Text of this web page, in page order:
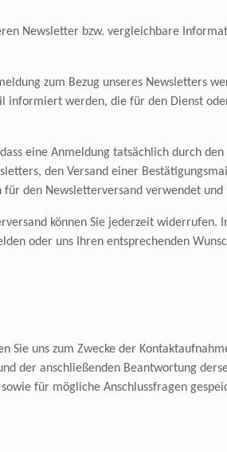
Newsletter bzw. vergleichbare
zum Bezug unseres Newsletters
informiert werden, die für den Dienst
eine Anmeldung tatsächlich durch
den Versand einer
den Newsletterversand verwendet
können Sie jederzeit widerrufen.
oder uns Ihren entsprechenden
Sie uns zum Zwecke der
der anschließenden Beantwortung
für mögliche Anschlussfragen